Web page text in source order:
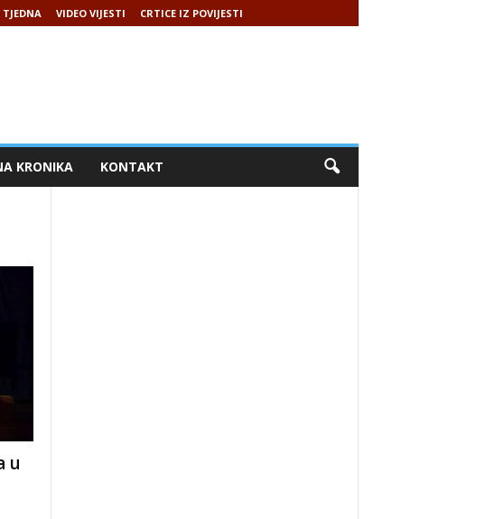
VIDEO VIJESTI CRTICE IZ POVIJESTI
KRONIKA KONTAKT
u